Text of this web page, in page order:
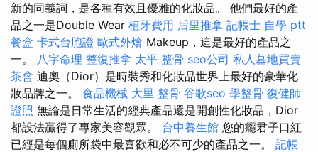
新的同義詞，是各種有效且優雅的化妝品。 他們最好的產
品之一是Double Wear 植牙費用 后里推拿 記帳士 自學 ptt
餐盒 卡式台胞證 歐式外燴 Makeup，這是最好的產品之
一。 八字命理 整復推拿 太平 整骨 seo公司 私人墓地買賣
茶會 迪奧（Dior）是時裝秀和化妝品世界上最好的豪華化
妝品牌之一。 食品機械 大里 整骨 谷歌seo 學整骨 復健師
證照 無論是日常生活的經典產品還是開創性化妝品，Dior
都設法贏得了專家美容觀眾。 台中養生館 您的癮君子口紅
已經是每個廁所袋中最喜歡和必不可少的產品之一。 記帳